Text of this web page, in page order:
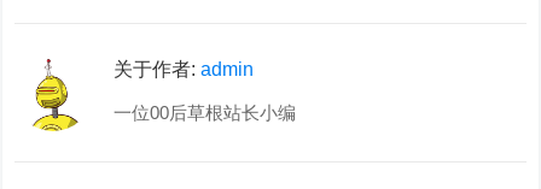
关于作者:admin
一位00后草根站长小编